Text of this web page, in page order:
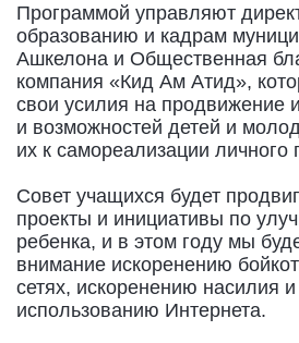
Программой управляют
образованию и кадрам
Ашкелона и Общественная
компания «Кид Ам Атид»,
свои усилия на продвижение
и возможностей детей и
их к самореализации личного
Совет учащихся будет
проекты и инициативы по
ребенка, и в этом году мы
внимание искоренению
сетях, искоренению насилия
использованию Интернета.